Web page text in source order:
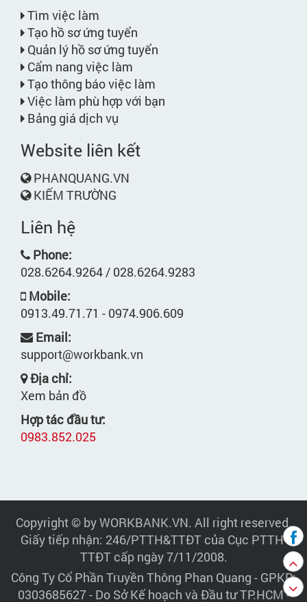
Tìm việc làm
Tạo hồ sơ ứng tuyển
Quản lý hồ sơ ứng tuyển
Cẩm nang việc làm
Tạo thông báo việc làm
Việc làm phù hợp với bạn
Bảng giá dịch vụ
Website liên kết
PHANQUANG.VN
KIẾM TRƯỜNG
Liên hệ
Phone:
028.6264.9264 / 028.6264.9283
Mobile:
0913.49.71.71 - 0974.906.609
Email:
support@workbank.vn
Địa chỉ:
Xem bản đồ
Hợp tác đầu tư:
0983.852.025
Copyright © by WORKBANK.VN. All right reserved.
Giấy tiếp nhận: 246/PTTH&TTĐT của Cục PTTH-
TTĐT cấp ngày 7/11/2008.
Công Ty Cổ Phần Truyền Thông Phan Quang - GPKD:
0303685627 - Do Sở Kế hoạch và Đầu tư TP.HCM -